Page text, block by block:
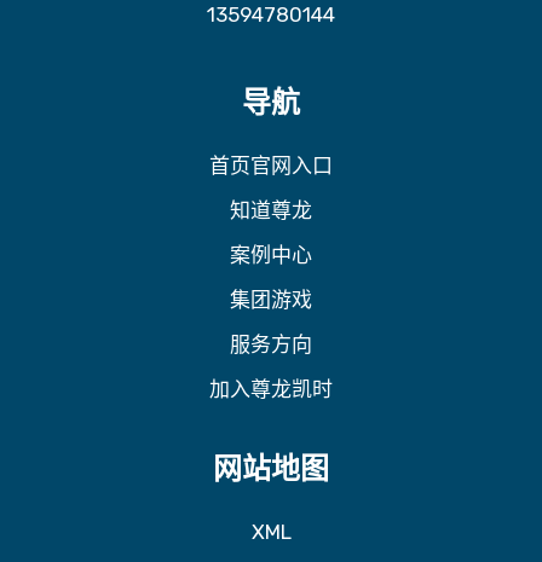
13594780144
导航
首页官网入口
知道尊龙
案例中心
集团游戏
服务方向
加入尊龙凯时
网站地图
XML